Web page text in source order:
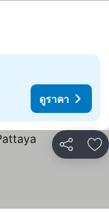
ดูราคา
แชร์ เ